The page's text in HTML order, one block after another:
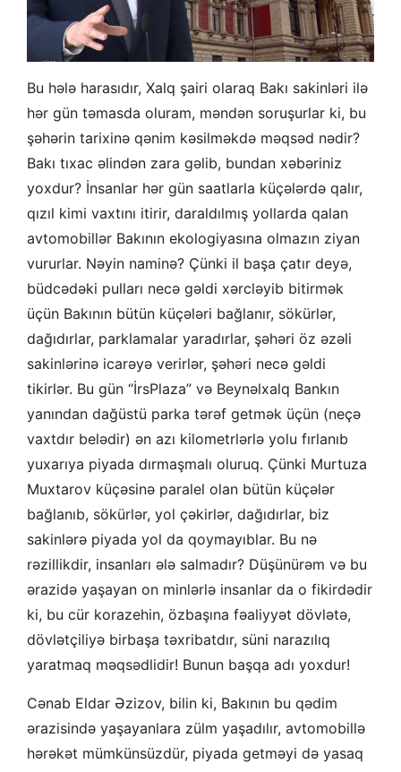
Bu hələ harasıdır, Xalq şairi olaraq Bakı sakinləri ilə
hər gün təmasda oluram, məndən soruşurlar ki, bu
şəhərin tarixinə qənim kəsilməkdə məqsəd nədir?
Bakı tıxac əlindən zara gəlib, bundan xəbəriniz
yoxdur? İnsanlar hər gün saatlarla küçələrdə qalır,
qızıl kimi vaxtını itirir, daraldılmış yollarda qalan
avtomobillər Bakının ekologiyasına olmazın ziyan
vururlar. Nəyin naminə? Çünki il başa çatır deyə,
büdcədəki pulları necə gəldi xərcləyib bitirmək
üçün Bakının bütün küçələri bağlanır, sökürlər,
dağıdırlar, parklamalar yaradırlar, şəhəri öz əzəli
sakinlərinə icarəyə verirlər, şəhəri necə gəldi
tikirlər. Bu gün “İrsPlaza” və Beynəlxalq Bankın
yanından dağüstü parka tərəf getmək üçün (neçə
vaxtdır belədir) ən azı kilometrlərlə yolu fırlanıb
yuxarıya piyada dırmaşmalı oluruq. Çünki Murtuza
Muxtarov küçəsinə paralel olan bütün küçələr
bağlanıb, sökürlər, yol çəkirlər, dağıdırlar, biz
sakinlərə piyada yol da qoymayıblar. Bu nə
rəzillikdir, insanları ələ salmadır? Düşünürəm və bu
ərazidə yaşayan on minlərlə insanlar da o fikirdədir
ki, bu cür korazehin, özbaşına fəaliyyət dövlətə,
dövlətçiliyə birbaşa təxribatdır, süni narazılıq
yaratmaq məqsədlidir! Bunun başqa adı yoxdur!
Cənab Eldar Əzizov, bilin ki, Bakının bu qədim
ərazisində yaşayanlara zülm yaşadılır, avtomobillə
hərəkət mümkünsüzdür, piyada getməyi də yasaq